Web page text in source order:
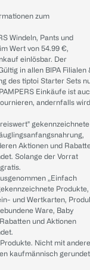
zum
Windeln, Pants und
Wert von 54.99 €,
einlösbar. Der
in allen BIPA Filialen
des tiptoi Starter Sets
Einkäufe ist
andernfalls wird
gekennzeichnete
Aktionen und
Solange der Vorrat
„Einfach
Produkte,
und Wertkarten,
Ware, Baby
und Aktionen
Nicht mit
kaufmännisch